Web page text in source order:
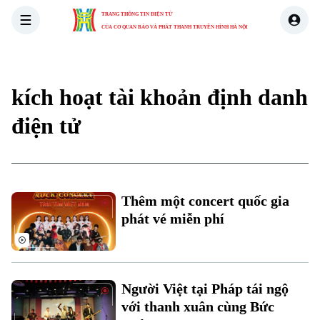
TRANG THÔNG TIN ĐIỆN TỬ
CỦA CƠ QUAN BÁO VÀ PHÁT THANH TRUYỀN HÌNH HÀ NỘI
Xu hướng
Chuyên mục
Thời sự
Chính trị
Hà Nội
Nhịp sống Hà Nội
kích hoạt tài khoản định danh
điện tử
Thêm một concert quốc gia
phát vé miễn phí
Người Việt tại Pháp tái ngộ
với thanh xuân cùng Bức